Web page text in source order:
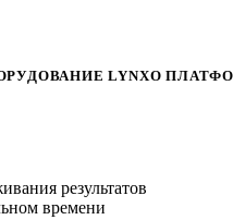
LYNXО
результатов
времени